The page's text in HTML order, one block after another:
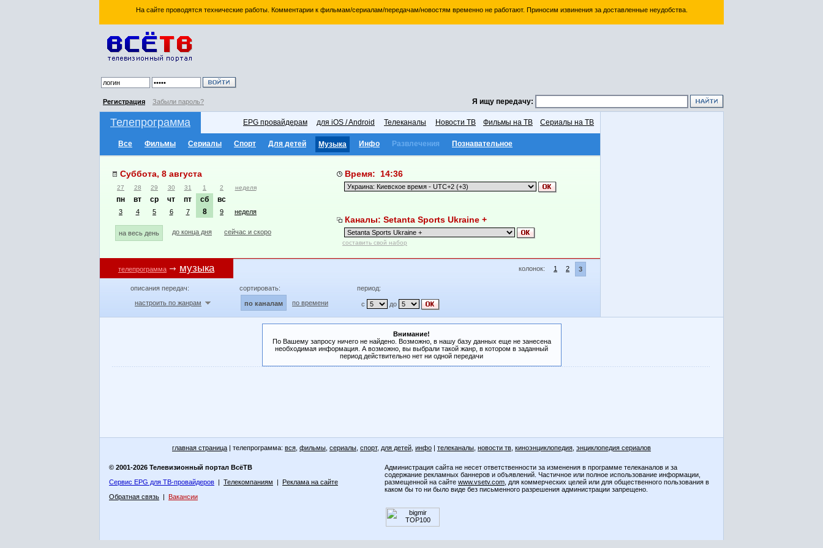
На сайте проводятся технические работы. Комментарии к фильмам/сериалам/передачам/новостям временно не работают. Приносим извинения за доставленные неудобства.
Регистрация Забыли пароль? Я ищу передачу:
Телепрограмма EPG провайдерам для iOS / Android Телеканалы Новости ТВ Фильмы на ТВ Сериалы на ТВ
Все Фильмы Сериалы Спорт Для детей Музыка Инфо Развлечения Познавательное
Суббота, 8 августа
27 28 29 30 31 1 2 неделя
пн вт ср чт пт сб вс
3 4 5 6 7 8 9 неделя
на весь день до конца дня сейчас и скоро
Время: 14:36
Каналы: Setanta Sports Ukraine +
составить свой набор
телепрограмма музыка колонок: 1 2 3
описания передач:
настроить по жанрам
сортировать:
по каналам по времени
период:
с до
Внимание!
По Вашему запросу ничего не найдено. Возможно, в нашу базу данных еще не занесена
необходимая информация. А возможно, вы выбрали такой жанр, в котором в заданный
период действительно нет ни одной передачи
главная страница | телепрограмма: вся фильмы сериалы спорт, для детей инфо | телеканалы новости тв киноэнциклопедия энциклопедия сериалов
© 2001-2026 Телевизионный портал ВсёТВ
Сервис EPG для ТВ-провайдеров | Телекомпаниям | Реклама на сайте
Обратная связь | Вакансии
Администрация сайта не несет ответственности за изменения в программе телеканалов и за
содержание рекламных баннеров и объявлений. Частичное или полное использование информации,
размещенной на сайте www.vsetv.com , для коммерческих целей или для общественного пользования в
каком бы то ни было виде без письменного разрешения администрации запрещено.